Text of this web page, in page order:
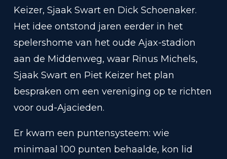
Keizer, Sjaak Swart en Dick Schoenaker.
Het idee ontstond jaren eerder in het
spelershome van het oude Ajax-stadion
aan de Middenweg, waar Rinus Michels,
Sjaak Swart en Piet Keizer het plan
bespraken om een vereniging op te richten
voor oud-Ajacieden.
Er kwam een puntensysteem: wie
minimaal 100 punten behaalde, kon lid